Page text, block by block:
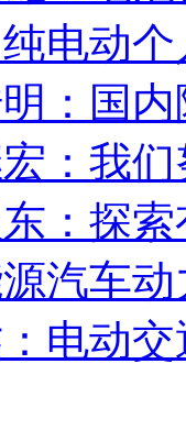
：我
：探
汽车
电动